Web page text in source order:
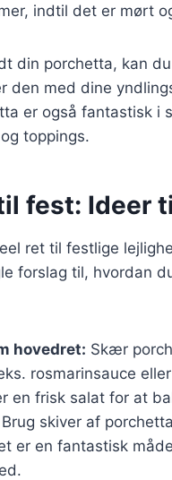
indtil det er mørt
din porchetta, kan
den med dine
er også fantastisk i
toppings.
fest: Ideer
ret til festlige
forslag til, hvordan
hovedret: Skær
rosmarinsauce
en frisk salat for at
Brug skiver af
er en fantastisk